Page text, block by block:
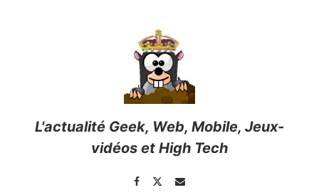
L'actualité Geek, Web, Mobile, Jeux-
vidéos et High Tech